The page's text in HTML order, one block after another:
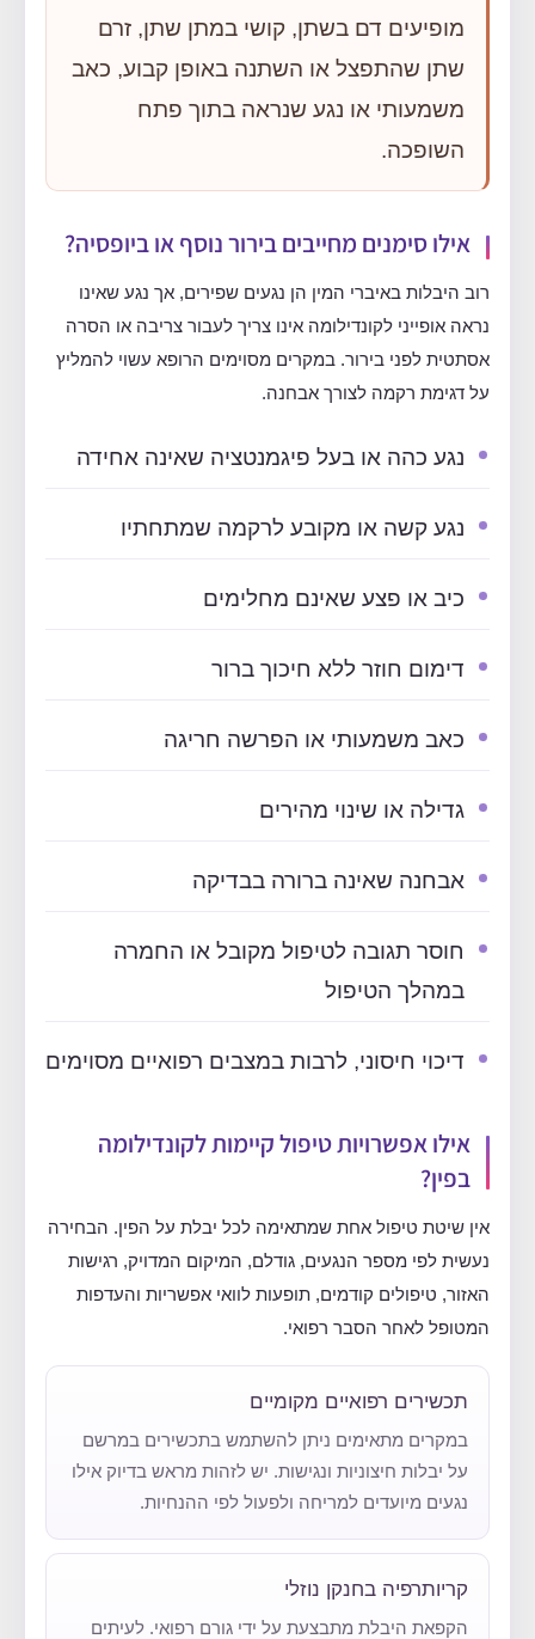
מופיעים דם בשתן, קושי במתן שתן, זרם
שתן שהתפצל או השתנה באופן קבוע, כאב
משמעותי או נגע שנראה בתוך פתח
השופכה.
אילו סימנים מחייבים בירור נוסף או ביופסיה?
רוב היבלות באיברי המין הן נגעים שפירים, אך נגע שאינו
נראה אופייני לקונדילומה אינו צריך לעבור צריבה או הסרה
אסתטית לפני בירור. במקרים מסוימים הרופא עשוי להמליץ
על דגימת רקמה לצורך אבחנה.
נגע כהה או בעל פיגמנטציה שאינה אחידה
נגע קשה או מקובע לרקמה שמתחתיו
כיב או פצע שאינם מחלימים
דימום חוזר ללא חיכוך ברור
כאב משמעותי או הפרשה חריגה
גדילה או שינוי מהירים
אבחנה שאינה ברורה בבדיקה
חוסר תגובה לטיפול מקובל או החמרה
במהלך הטיפול
דיכוי חיסוני, לרבות במצבים רפואיים מסוימים
אילו אפשרויות טיפול קיימות לקונדילומה
בפין?
אין שיטת טיפול אחת שמתאימה לכל יבלת על הפין. הבחירה
נעשית לפי מספר הנגעים, גודלם, המיקום המדויק, רגישות
האזור, טיפולים קודמים, תופעות לוואי אפשריות והעדפות
המטופל לאחר הסבר רפואי.
תכשירים רפואיים מקומיים
במקרים מתאימים ניתן להשתמש בתכשירים במרשם
על יבלות חיצוניות ונגישות. יש לזהות מראש בדיוק אילו
נגעים מיועדים למריחה ולפעול לפי ההנחיות.
קריותרפיה בחנקן נוזלי
הקפאת היבלת מתבצעת על ידי גורם רפואי. לעיתים